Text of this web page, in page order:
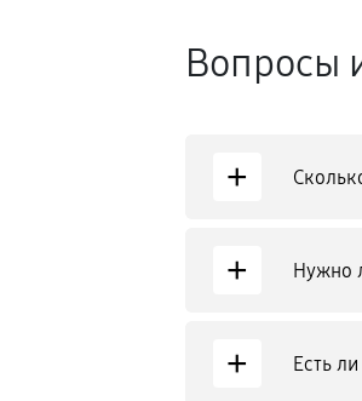
Вопросы
+
+ Нужно
+ Есть